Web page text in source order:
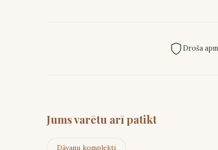
Droša
Jums varētu arī patikt
Dāvanu komplekti